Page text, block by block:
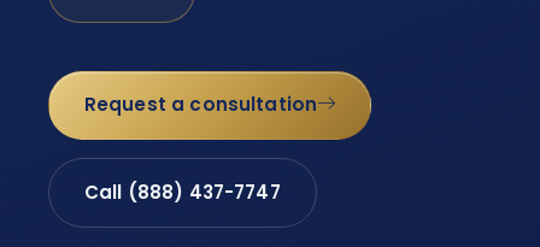
Request a consultation
Call (888) 437-7747